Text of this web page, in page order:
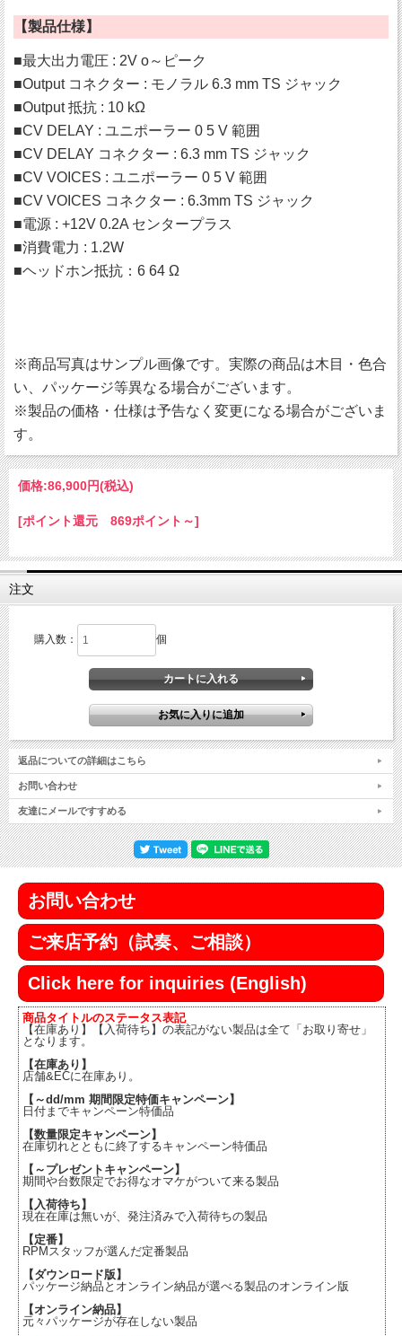
【製品仕様】
■最大出力電圧 : 2V o～ピーク
■Output コネクター : モノラル 6.3 mm TS ジャック
■Output 抵抗 : 10 kΩ
■CV DELAY : ユニポーラー 0 5 V 範囲
■CV DELAY コネクター : 6.3 mm TS ジャック
■CV VOICES : ユニポーラー 0 5 V 範囲
■CV VOICES コネクター : 6.3mm TS ジャック
■電源 : +12V 0.2A センタープラス
■消費電力 : 1.2W
■ヘッドホン抵抗：6 64 Ω
※商品写真はサンプル画像です。実際の商品は木目・色合
い、パッケージ等異なる場合がございます。
※製品の価格・仕様は予告なく変更になる場合がございま
す。
価格:86,900円(税込)
[ポイント還元 869ポイント～]
注文
購入数： 個
返品についての詳細はこちら
お問い合わせ
友達にメールですすめる
お問い合わせ
ご来店予約（試奏、ご相談）
Click here for inquiries (English)
商品タイトルのステータス表記
【在庫あり】【入荷待ち】の表記がない製品は全て「お取り寄せ」
となります。
【在庫あり】
店舗&ECに在庫あり。
【～dd/mm 期間限定特価キャンペーン】
日付までキャンペーン特価品
【数量限定キャンペーン】
在庫切れとともに終了するキャンペーン特価品
【～プレゼントキャンペーン】
期間や台数限定でお得なオマケがついて来る製品
【入荷待ち】
現在在庫は無いが、発注済みで入荷待ちの製品
【定番】
RPMスタッフが選んだ定番製品
【ダウンロード版】
パッケージ納品とオンライン納品が選べる製品のオンライン版
【オンライン納品】
元々パッケージが存在しない製品